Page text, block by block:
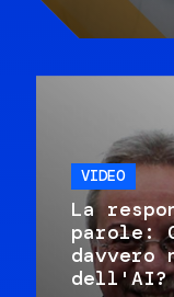
VIDEO
La
parole:
dell'AI?